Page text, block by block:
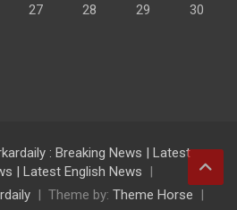
27 28 29 30
: Breaking News | Latest
| Latest English News
Theme by: Theme Horse